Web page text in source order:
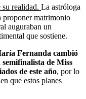
su realidad. La astróloga
proponer matrimonio
auguraban un
que sostiene.
Fernanda cambió
de Miss
de este año, por lo
que estos planes